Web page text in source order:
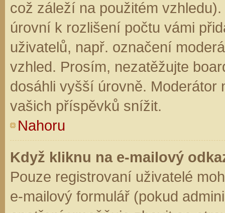
což záleží na použitém
úrovní k rozlišení počtu vámi
uživatelů, např. označení
vzhled. Prosím, nezatěžujte
dosáhli vyšší úrovně. Moderátor
vašich příspěvků snížit.
Nahoru
Když kliknu na e-mailový
Pouze registrovaní uživatelé
e-mailový formulář (pokud